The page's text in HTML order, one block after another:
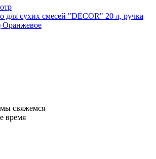
для сухих смесей "DECOR" 20 л, ручка
Оранжевое
свяжемся
время